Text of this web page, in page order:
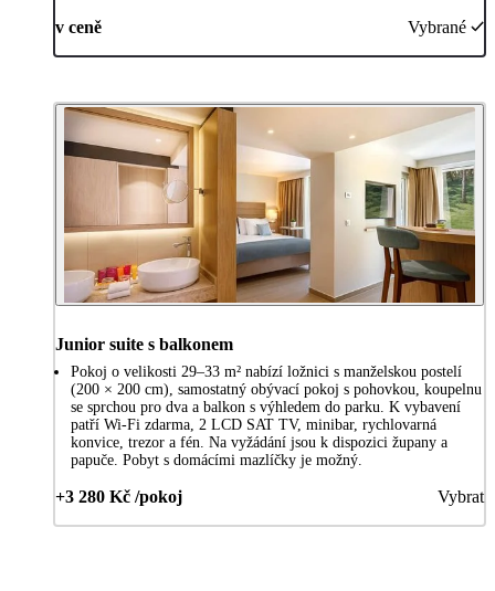
v ceně Vybrané
Junior suite s balkonem
Pokoj o velikosti 29–33 m² nabízí ložnici s manželskou postelí
(200 × 200 cm), samostatný obývací pokoj s pohovkou, koupelnu
se sprchou pro dva a balkon s výhledem do parku. K vybavení
patří Wi-Fi zdarma, 2 LCD SAT TV, minibar, rychlovarná
konvice, trezor a fén. Na vyžádání jsou k dispozici župany a
papuče. Pobyt s domácími mazlíčky je možný.
+3 280 Kč /pokoj Vybrat